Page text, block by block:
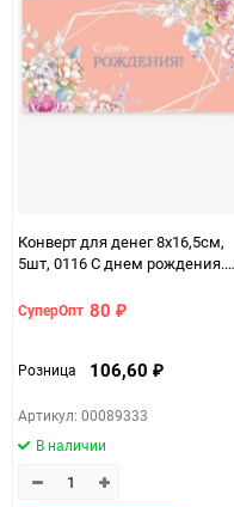
Конверт для денег 8х16,5см,
5шт, 0116 С днем рождения.
СуперОпт 80 ₽
Розница 106,60 ₽
Артикул: 00089333
В наличии